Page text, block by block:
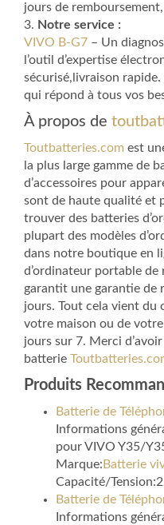
jours de
3. Notre service :
VIVO B-G7 – Un
l’outil d’expertise
sécurisé,livraison
qui répond à tous vos
À propos de
Toutbatteries.com est
la plus large gamme de
d’accessoires pour
sont de haute qualité et
trouver des batteries
plupart des modèles
dans notre boutique en
d’ordinateur portable de
garantit une garantie de
jours. Tout cela vient
votre maison ou de
jours sur 7. Merci
batterie
Produits
Batterie de
Informations
pour VIVO Y35/
Marque: Batterie
Capacité/
Batterie de
Informations